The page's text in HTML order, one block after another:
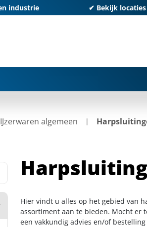
industrie ✔ Bekijk
IJzerwaren algemeen
Hier vindt u alles op het gebied van
assortiment aan te bieden. Mocht er
een vakkundig advies en/of